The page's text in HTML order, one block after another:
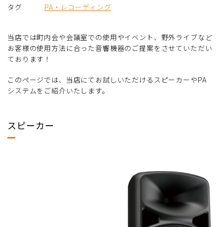
タグ
PA・レコーディング
当店では町内会や会議室での使用やイベント、野外ライブなど
お客様の使用方法に合った音響機器のご提案をさせていただい
ております！
このページでは、当店にてお試しいただけるスピーカーやPA
システムをご紹介いたします。
スピーカー